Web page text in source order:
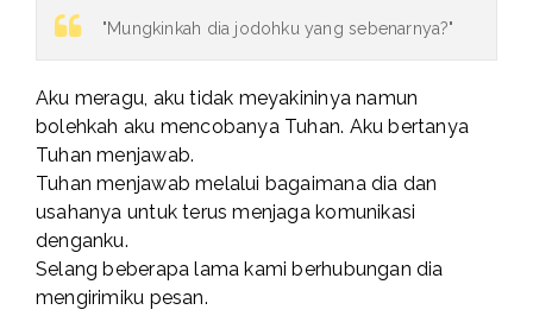
"Mungkinkah dia jodohku yang sebenarnya?"
Aku meragu, aku tidak meyakininya namun
bolehkah aku mencobanya Tuhan. Aku bertanya
Tuhan menjawab.
Tuhan menjawab melalui bagaimana dia dan
usahanya untuk terus menjaga komunikasi
denganku.
Selang beberapa lama kami berhubungan dia
mengirimiku pesan.